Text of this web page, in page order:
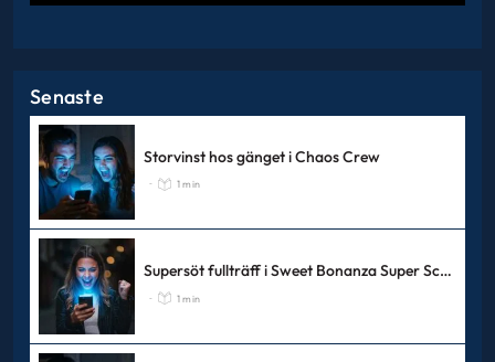
Senaste
Storvinst hos gänget i Chaos Crew
- 1 min
Supersöt fullträff i Sweet Bonanza Super Scatter
- 1 min